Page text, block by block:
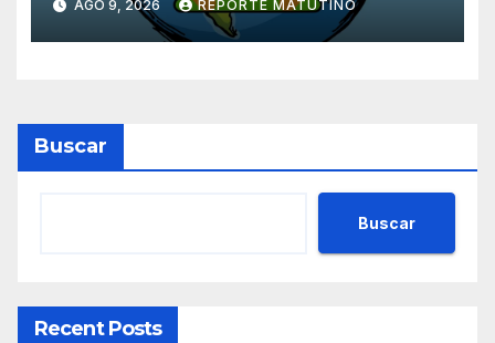
AGO 9, 2026 REPORTE MATUTINO
Buscar
Buscar
Recent Posts